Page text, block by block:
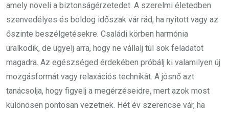
amely növeli a biztonságérzetedet. A szerelmi életedben
szenvedélyes és boldog időszak vár rád, ha nyitott vagy az
őszinte beszélgetésekre. Családi körben harmónia
uralkodik, de ügyelj arra, hogy ne vállalj túl sok feladatot
magadra. Az egészséged érdekében próbálj ki valamilyen új
mozgásformát vagy relaxációs technikát. A jósnő azt
tanácsolja, hogy figyelj a megérzéseidre, mert azok most
különösen pontosan vezetnek. Hét év szerencse vár, ha